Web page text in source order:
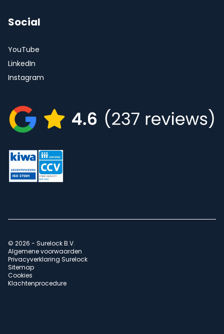
Social
YouTube
LinkedIn
Instagram
© 2026 - Surelock B.V.
Algemene voorwaarden
Privacyverklaring Surelock
Sitemap
Cookies
Klachtenprocedure